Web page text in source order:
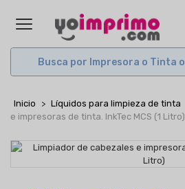
Inicio Líquidos para limpieza de tinta
e impresoras de tinta. InkTec MCS (1 Litro)